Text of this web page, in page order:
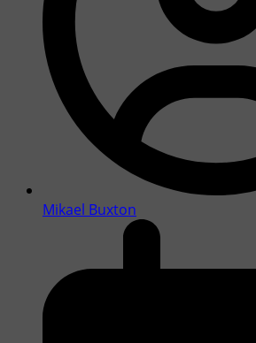
Mikael Buxton